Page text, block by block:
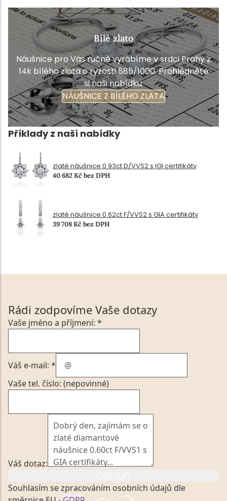
Bílé zlato
Náušnice pro Vás ručně vyrábíme v srdci Prahy z
14k bílého zlata o ryzosti 585/1000. Prohlédněte
si naši nabídku.
NÁUŠNICE Z BÍLÉHO ZLATA
Příklady z naší nabídky
zlaté náušnice 0.93ct D/VVS2 s IGI certifikáty
40 682 Kč bez DPH
zlaté náušnice 0.62ct F/VVS2 s GIA certifikáty
39 708 Kč bez DPH
Rádi zodpovíme Vaše dotazy
Vaše jméno a příjmení: *
Váš e-mail: *
Vaše tel. číslo: (nepovinné)
Váš dotaz:
Souhlasím se zpracováním osobních údajů dle